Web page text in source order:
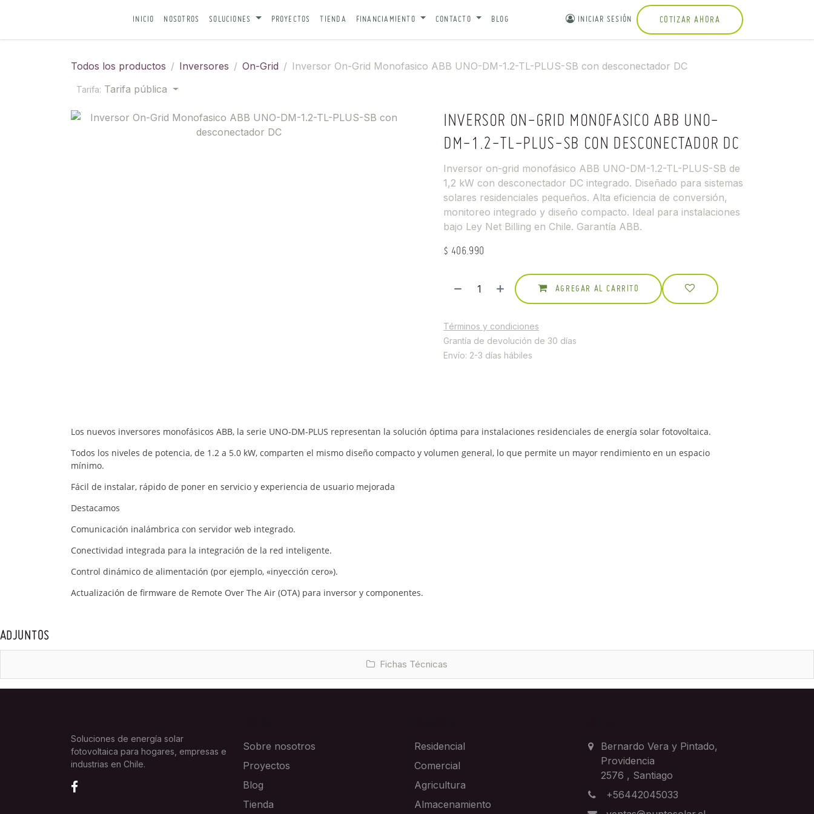
INICIO NOSOTROS SOLUCIONES PROYECTOS TIENDA FINANCIAMIENTO CONTACTO BLOG INICIAR SESIÓN COTIZAR AHORA
Todos los productos Inversores On-Grid Inversor On-Grid Monofasico ABB UNO-DM-1.2-TL-PLUS-SB con desconectador DC
Tarifa: Tarifa pública
INVERSOR ON-GRID MONOFASICO ABB UNO-
DM-1.2-TL-PLUS-SB CON DESCONECTADOR DC
Inversor on-grid monofásico ABB UNO-DM-1.2-TL-PLUS-SB de
1,2 kW con desconectador DC integrado. Diseñado para sistemas
solares residenciales pequeños. Alta eficiencia de conversión,
monitoreo integrado y diseño compacto. Ideal para instalaciones
bajo Ley Net Billing en Chile. Garantía ABB.
$ 406.990
AGREGAR AL CARRITO
Términos y condiciones
Grantía de devolución de 30 días
Envío: 2-3 días hábiles
Los nuevos inversores monofásicos ABB, la serie UNO-DM-PLUS representan la solución óptima para instalaciones residenciales de energía solar fotovoltaica.
Todos los niveles de potencia, de 1.2 a 5.0 kW, comparten el mismo diseño compacto y volumen general, lo que permite un mayor rendimiento en un espacio
mínimo.
Fácil de instalar, rápido de poner en servicio y experiencia de usuario mejorada
Destacamos
Comunicación inalámbrica con servidor web integrado.
Conectividad integrada para la integración de la red inteligente.
Control dinámico de alimentación (por ejemplo, «inyección cero»).
Actualización de firmware de Remote Over The Air (OTA) para inversor y componentes.
ADJUNTOS
Fichas Técnicas
Soluciones de energía solar
fotovoltaica para hogares, empresas e
industrias en Chile.
Sobre nosotros
Proyectos
Blog
Tienda
Residencial
Comercial
Agricultura
Almacenamiento
Bernardo Vera y Pintado,
Providencia
2576 , Santiago
+56442045033